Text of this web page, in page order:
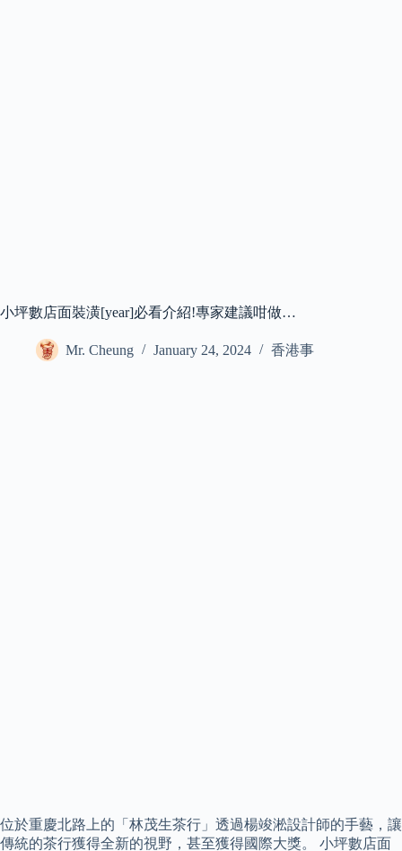
小坪數店面裝潢[year]必看介紹!專家建議咁做…
Mr. Cheung January 24, 2024 香港事
位於重慶北路上的「林茂生茶行」透過楊竣淞設計師的手藝，讓
傳統的茶行獲得全新的視野，甚至獲得國際大獎。 小坪數店面